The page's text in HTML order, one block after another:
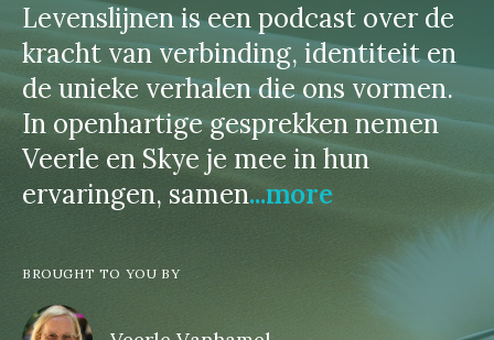
Levenslijnen is een podcast over de
kracht van verbinding, identiteit en
de unieke verhalen die ons vormen.
In openhartige gesprekken nemen
Veerle en Skye je mee in hun
ervaringen, samen...more
BROUGHT TO YOU BY